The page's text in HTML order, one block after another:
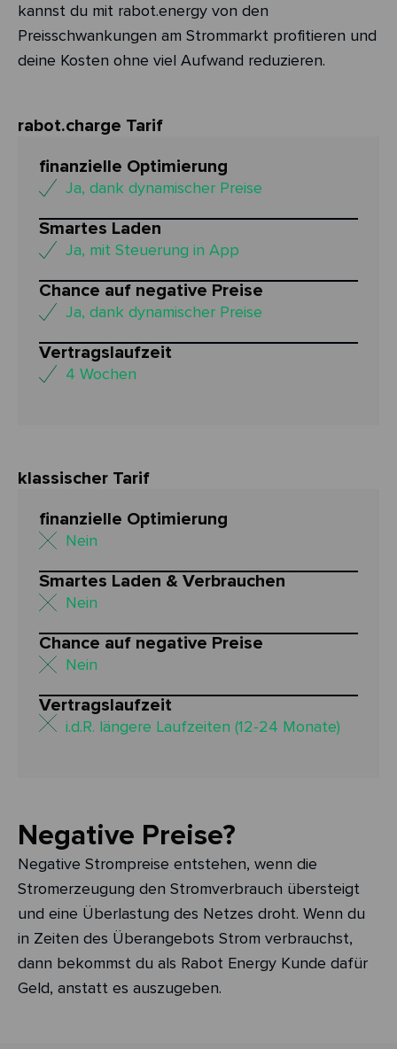
kannst du mit rabot.energy von den
Preisschwankungen am Strommarkt profitieren und
deine Kosten ohne viel Aufwand reduzieren.
rabot.charge Tarif
finanzielle Optimierung
Ja, dank dynamischer Preise
Smartes Laden
Ja, mit Steuerung in App
Chance auf negative Preise
Ja, dank dynamischer Preise
Vertragslaufzeit
4 Wochen
klassischer Tarif
finanzielle Optimierung
Nein
Smartes Laden & Verbrauchen
Nein
Chance auf negative Preise
Nein
Vertragslaufzeit
i.d.R. längere Laufzeiten (12-24 Monate)
Negative Preise?
Negative Strompreise entstehen, wenn die
Stromerzeugung den Stromverbrauch übersteigt
und eine Überlastung des Netzes droht. Wenn du
in Zeiten des Überangebots Strom verbrauchst,
dann bekommst du als Rabot Energy Kunde dafür
Geld, anstatt es auszugeben.